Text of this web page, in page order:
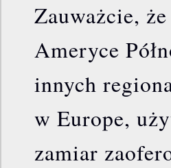
Zauważcie,
Ameryce
innych
w Europe,
zamiar